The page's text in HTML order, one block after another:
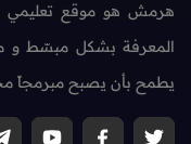
هرمش هو موقع تعليمي
المعرفة بشكل مبسّط و
يطمح بأن يصبح مبرمجاً